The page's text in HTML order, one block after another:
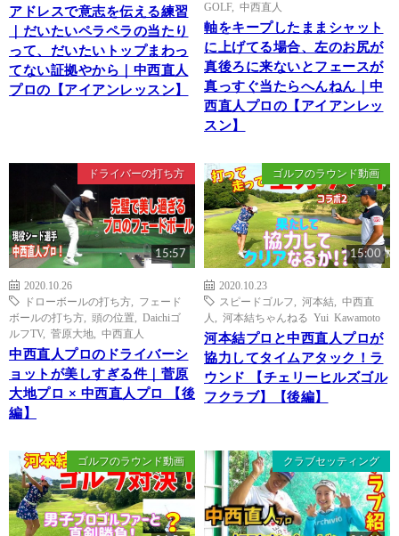
アドレスで意志を伝える練習
｜だいたいペラペラの当たり
って、だいたいトップまわっ
てない証拠やから｜中西直人
プロの【アイアンレッスン】
GOLF, 中西直人
軸をキープしたままシャット
に上げてる場合、左のお尻が
真後ろに来ないとフェースが
真っすぐ当たらへんねん｜中
西直人プロの【アイアンレッ
スン】
ドライバーの打ち方
15:57
2020.10.26
ドローボールの打ち方
フェード
ボールの打ち方
頭の位置
Daichiゴ
ルフTV, 菅原大地 中西直人
中西直人プロのドライバーシ
ョットが美しすぎる件｜菅原
大地プロ × 中西直人プロ 【後
編】
ゴルフのラウンド動画
15:00
2020.10.23
スピードゴルフ
河本結
中西直
人
河本結ちゃんねる Yui Kawamoto
河本結プロと中西直人プロが
協力してタイムアタック！ラ
ウンド 【チェリーヒルズゴル
フクラブ】【後編】
ゴルフのラウンド動画 クラブセッティング